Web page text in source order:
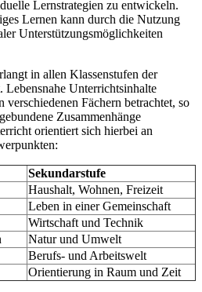
Lernstrategien zu entwickeln.
Lernen kann durch die Nutzung
Unterstützungsmöglichkeiten
in allen Klassenstufen der
Unterrichtsinhalte
Fächern betrachtet, so
Zusammenhänge
orientiert sich hierbei an
Sekundarstufe
Haushalt, Wohnen, Freizeit
Leben in einer Gemeinschaft
Wirtschaft und Technik
Natur und Umwelt
Berufs- und Arbeitswelt
Orientierung in Raum und Zeit